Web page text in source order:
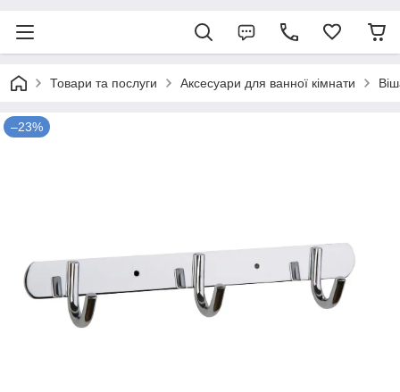
Товари та послуги Аксесуари для ванної кімнати
–23%